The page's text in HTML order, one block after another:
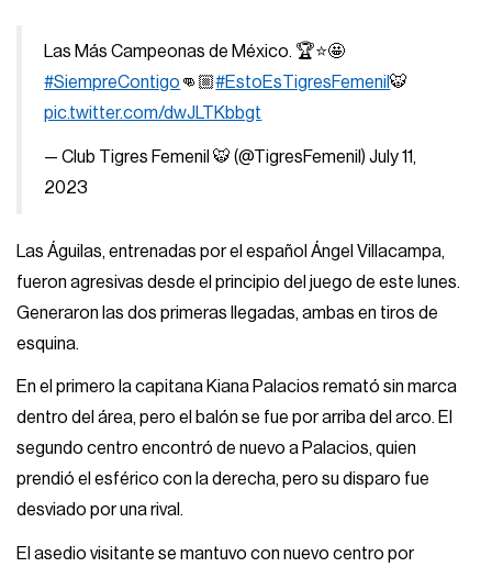
Las Más Campeonas de México. 🏆⭐️🤩
#SiempreContigo 👊🏼#EstoEsTigresFemenil🐯
pic.twitter.com/dwJLTKbbgt
— Club Tigres Femenil 🐯 (@TigresFemenil)July 11,
2023
Las Águilas, entrenadas por el español Ángel Villacampa,
fueron agresivas desde el principio del juego de este lunes.
Generaron las dos primeras llegadas, ambas en tiros de
esquina.
En el primero la capitana Kiana Palacios remató sin marca
dentro del área, pero el balón se fue por arriba del arco. El
segundo centro encontró de nuevo a Palacios, quien
prendió el esférico con la derecha, pero su disparo fue
desviado por una rival.
El asedio visitante se mantuvo con nuevo centro por